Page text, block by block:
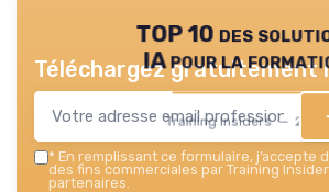
TOP 10 des
IA pour la
Training Insiders — 2026
Téléchargez gratuitement
* En remplissant ce formulaire, j’accepte
des fins commerciales par Training
partenaires.